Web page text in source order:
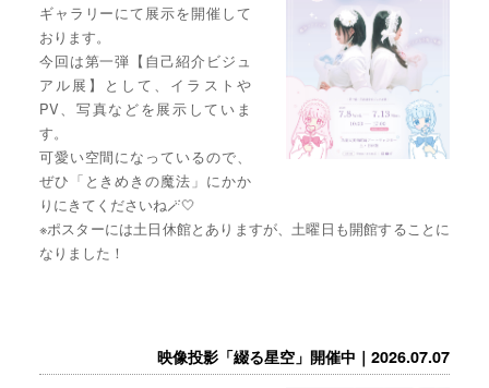
ギャラリーにて展示を開催して
おります。
今回は第一弾【自己紹介ビジュ
アル展】として、イラストや
PV、写真などを展示していま
す。
可愛い空間になっているので、
ぜひ「ときめきの魔法」にかか
りにきてくださいね🪄🤍
※ポスターには土日休館とありますが、土曜日も開館することに
なりました！
映像投影「綴る星空」開催中｜2026.07.07